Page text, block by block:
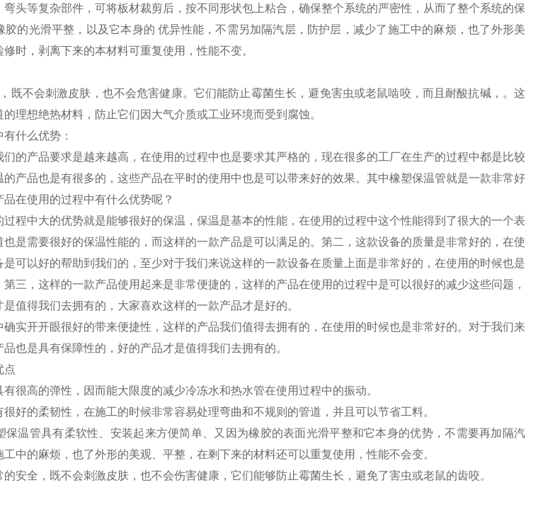
头等复杂部件，可将板材裁剪后，按不同形状包上粘合，确保整个系统的严密性，从而了整个系统的保
胶的光滑平整，以及它本身的 优异性能，不需另加隔汽层，防护层，减少了施工中的麻烦，也了外形美
时，剥离下来的本材料可重复使用，性能不变。
既不会刺激皮肤，也不会危害健康。它们能防止霉菌生长，避免害虫或老鼠啮咬，而且耐酸抗碱，。这
理想绝热材料，防止它们因大气介质或工业环境而受到腐蚀。
什么优势：
的产品要求是越来越高，在使用的过程中也是要求其严格的，现在很多的工厂在生产的过程中都是比较
产品也是有很多的，这些产品在平时的使用中也是可以带来好的效果。其中橡塑保温管就是一款非常好
在使用的过程中有什么优势呢？
程中大的优势就是能够很好的保温，保温是基本的性能，在使用的过程中这个性能得到了很大的一个表
是需要很好的保温性能的，而这样的一款产品是可以满足的。第二，这款设备的质量是非常好的，在使
是可以好的帮助到我们的，至少对于我们来说这样的一款设备在质量上面是非常好的，在使用的时候也是
三，这样的一款产品使用起来是非常便捷的，这样的产品在使用的过程中是可以很好的减少这些问题，
值得我们去拥有的，大家喜欢这样的一款产品才是好的。
实开开眼很好的带来便捷性，这样的产品我们值得去拥有的，在使用的时候也是非常好的。对于我们来
也是具有保障性的，好的产品才是值得我们去拥有的。
点
很高的弹性，因而能大限度的减少冷冻水和热水管在使用过程中的振动。
好的柔韧性，在施工的时候非常容易处理弯曲和不规则的管道，并且可以节省工料。
保温管具有柔软性、安装起来方便简单、又因为橡胶的表面光滑平整和它本身的优势，不需要再加隔汽
中的麻烦，也了外形的美观、平整，在剩下来的材料还可以重复使用，性能不会变。
安全，既不会刺激皮肤，也不会伤害健康，它们能够防止霉菌生长，避免了害虫或老鼠的齿咬。